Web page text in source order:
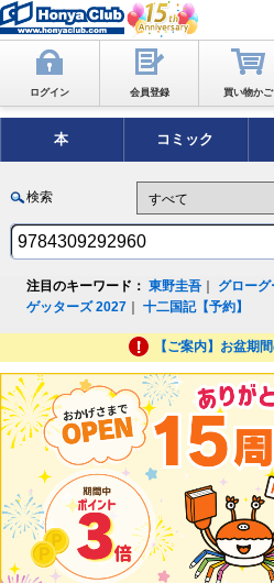
ログイン 会員登録 買い物かご
本 コミック
検索
注目のキーワード： 東野圭吾 グローグ
ゲッターズ 2027 ｜十二国記【予約】
【ご案内】お盆期